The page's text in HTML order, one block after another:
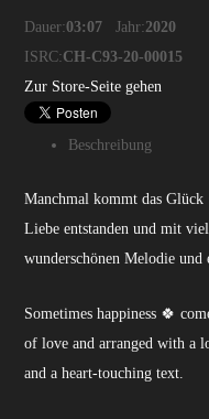
Dauer:03:07 Jahr:2020
ISRC:CH-C93-20-00015
Zur Store-Seite gehen
Beschreibung
Manchmal kommt das
Liebe entstanden und mit
wunderschönen Melodie und
Sometimes happiness 🍀
of love and arranged with a
and a heart-touching text.